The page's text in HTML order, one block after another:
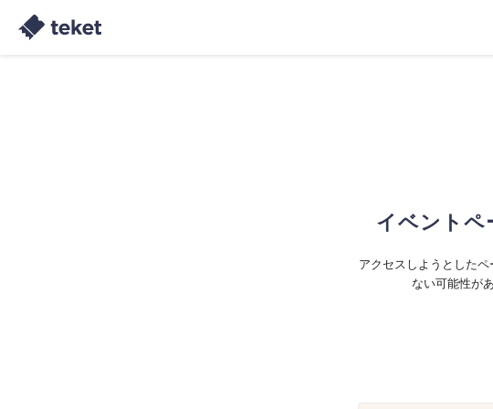
イベントペ
アクセスしようとした
ない可能性が